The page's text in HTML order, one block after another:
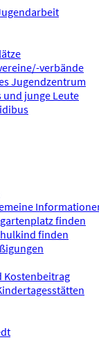
verbände
Jugendzentrum
und junge Leute
finden
finden
Kostenbeitrag